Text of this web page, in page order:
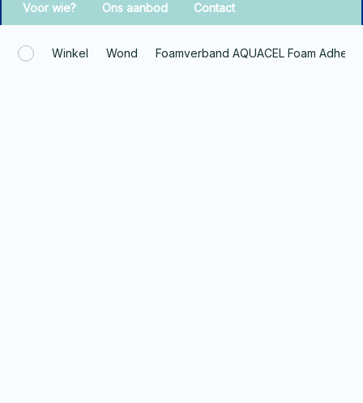
Voor wie? Ons aanbod Contact
Winkel Wond Foamverband AQUACEL Foam